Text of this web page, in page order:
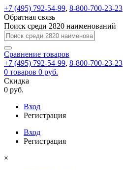
+7 (495) 792-54-99, 8-800-700-23-23
Обратная связь
Поиск среди 2820 наименований
Сравнение товаров
+7 (495) 792-54-99, 8-800-700-23-23
0 товаров 0 руб.
Скидка
0 руб.
Вход
Регистрация
Вход
Регистрация
×